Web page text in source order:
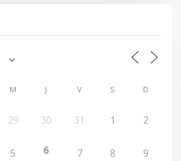
M J V S D
29 30 31 1 2
5 6 7 8 9